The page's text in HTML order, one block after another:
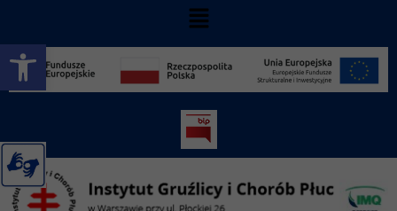
Otwórz pasek narzędzi